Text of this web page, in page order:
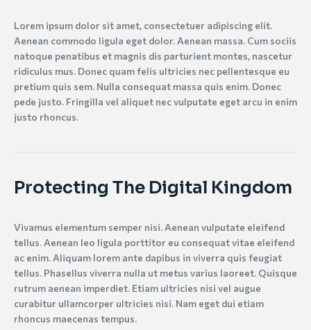
Lorem ipsum dolor sit amet, consectetuer adipiscing elit.
Aenean commodo ligula eget dolor. Aenean massa. Cum sociis
natoque penatibus et magnis dis parturient montes, nascetur
ridiculus mus. Donec quam felis ultricies nec pellentesque eu
pretium quis sem. Nulla consequat massa quis enim. Donec
pede justo. Fringilla vel aliquet nec vulputate eget arcu in enim
justo rhoncus.
Protecting The Digital Kingdom
Vivamus elementum semper nisi. Aenean vulputate eleifend
tellus. Aenean leo ligula porttitor eu consequat vitae eleifend
ac enim. Aliquam lorem ante dapibus in viverra quis feugiat
tellus. Phasellus viverra nulla ut metus varius laoreet. Quisque
rutrum aenean imperdiet. Etiam ultricies nisi vel augue
curabitur ullamcorper ultricies nisi. Nam eget dui etiam
rhoncus maecenas tempus.